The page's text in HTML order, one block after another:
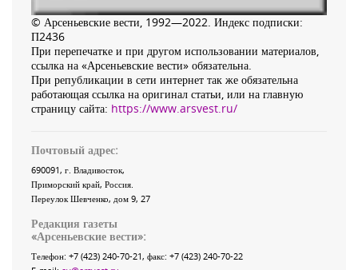
© Арсеньевские вести, 1992—2022. Индекс подписки:
П2436
При перепечатке и при другом использовании материалов,
ссылка на «Арсеньевские вести» обязательна.
При републикации в сети интернет так же обязательна
работающая ссылка на оригинал статьи, или на главную
страницу сайта: https://www.arsvest.ru/
Почтовый адрес:
690091, г. Владивосток,
Приморский край, Россия
Переулок Шевченко, дом 9, 27
Редакция газеты
«Арсеньевские вести»:
Телефон: +7 (423) 240-70-21, факс: +7 (423) 240-70-22